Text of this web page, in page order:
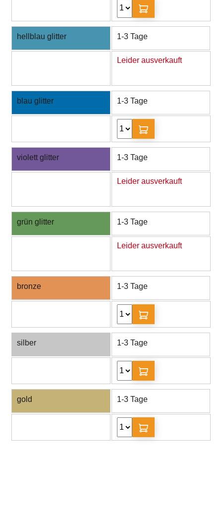
hellblau glitter 1-3 Tage
Leider ausverkauft
blau glitter 1-3 Tage
violett glitter 1-3 Tage
Leider ausverkauft
grün glitter 1-3 Tage
Leider ausverkauft
bronze 1-3 Tage
silber 1-3 Tage
gold 1-3 Tage